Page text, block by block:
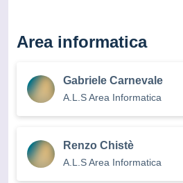
Area informatica
Gabriele Carnevale
A.L.S Area Informatica
Renzo Chistè
A.L.S Area Informatica